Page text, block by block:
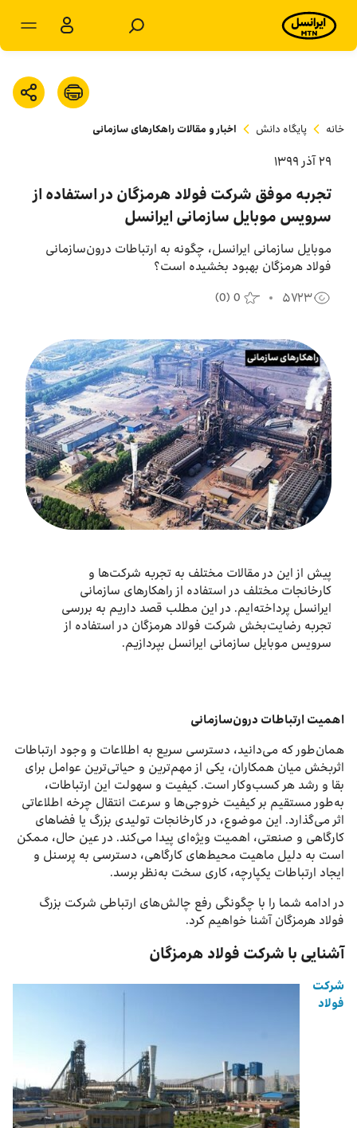
محصولات و راهکارها
سامانه‌ها
پشتیبانی
درباره ما
اخبار
بازارگاه ایرانسل
ترابرد به ایرانسل
مشترکان سازمانی
EN
خانه پایگاه دانش اخبار و مقالات راهکارهای سازمانی
۲۹ آذر ۱۳۹۹
تجربه موفق شرکت فولاد هرمزگان در استفاده از
سرویس موبایل سازمانی ایرانسل
موبایل سازمانی ایرانسل، چگونه به ارتباطات درون‌سازمانی
فولاد هرمزگان بهبود بخشیده است؟
۵۷۲۳ (0) 0
پیش از این در مقالات مختلف به تجربه شرکت‌ها و
کارخانجات مختلف در استفاده از راهکارهای سازمانی
ایرانسل پرداخته‌ایم. در این مطلب قصد داریم به بررسی
تجربه رضایت‌بخش شرکت فولاد هرمزگان در استفاده از
سرویس موبایل سازمانی ایرانسل بپردازیم.
اهمیت ارتباطات درون‌سازمانی
همان‌طور که می‌دانید، دسترسی سریع به اطلاعات و وجود ارتباطات
اثربخش میان همکاران، یکی از مهم‌ترین و حیاتی‌ترین عوامل برای
بقا و رشد هر کسب‌و‌کار است. کیفیت و سهولت این ارتباطات،
به‌طور مستقیم بر کیفیت خروجی‌ها و سرعت انتقال چرخه اطلاعاتی
اثر می‌گذارد. این موضوع، در کارخانجات تولیدی بزرگ یا فضاهای
کارگاهی و صنعتی، اهمیت ویژه‌ای پیدا می‌کند. در عین حال، ممکن
است به دلیل ماهیت محیط‌های کارگاهی، دسترسی به پرسنل و
ایجاد ارتباطات یکپارچه، کاری سخت‌ به‌نظر برسد.
در ادامه شما را با چگونگی رفع چالش‌های ارتباطی شرکت بزرگ
فولاد هرمزگان آشنا خواهیم کرد.
آشنایی با شرکت فولاد هرمزگان
شرکت
فولاد